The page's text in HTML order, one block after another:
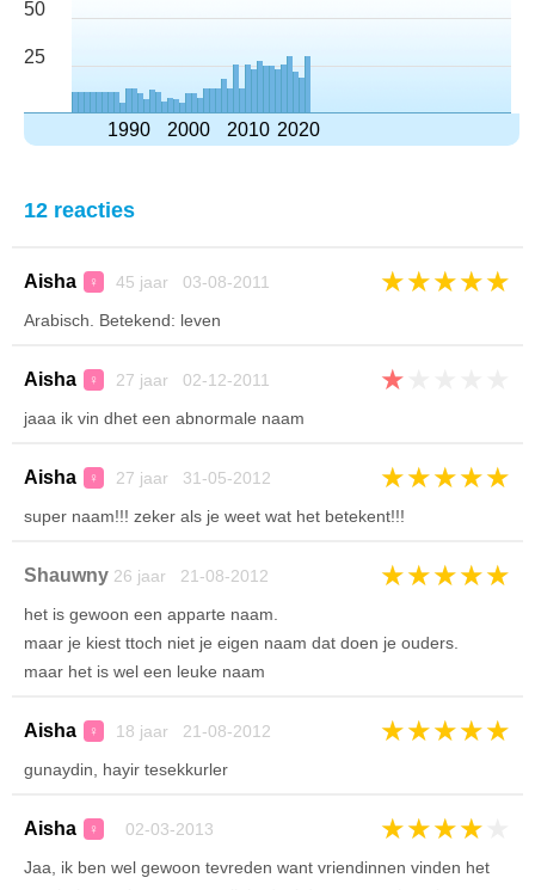
50
25
1990 2000 2010 2020
12 reacties
Aisha ♀ 45 jaar 03-08-2011 ★★★★★
Arabisch. Betekend: leven
Aisha ♀ 27 jaar 02-12-2011 ★
jaaa ik vin dhet een abnormale naam
Aisha ♀ 27 jaar 31-05-2012 ★★★★★
super naam!!! zeker als je weet wat het betekent!!!
Shauwny 26 jaar 21-08-2012 ★★★★★
het is gewoon een apparte naam.
maar je kiest ttoch niet je eigen naam dat doen je ouders.
maar het is wel een leuke naam
Aisha ♀ 18 jaar 21-08-2012 ★★★★★
gunaydin, hayir tesekkurler
Aisha ♀ 02-03-2013 ★★★★
Jaa, ik ben wel gewoon tevreden want vriendinnen vinden het